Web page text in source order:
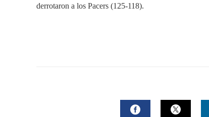
derrotaron a los Pacers (125-118).